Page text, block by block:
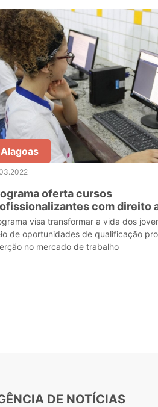
Alagoas
oferta cursos
com direito
estudantes da rede
visa transformar a vida dos
de oportunidades de qualificação
no mercado de trabalho
DE NOTÍCIAS